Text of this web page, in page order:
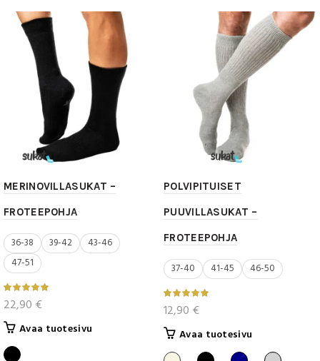
muunnelma.
Voit
tehdä
valinnat
tuotteen
sivulla.
Voit
tehdä
valinnat
tuotteen
sivulla.
MERINOVILLASUKAT –
FROTEEPOHJA
36-38 39-42
43-46
47-51
22,90 €
Avaa tuotesivu
POLVIPITUISET
PUUVILLASUKAT –
FROTEEPOHJA
37-40 41-45 46-50
12,90 €
Avaa tuotesivu
tuotteella